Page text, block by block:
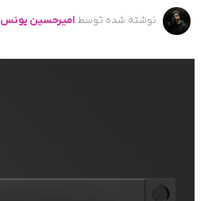
نوشته شده توسط امیرحسین یونس